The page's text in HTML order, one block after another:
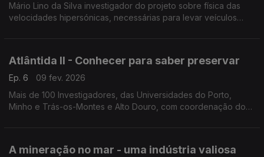
Mário Lino da Silva investigador do projeto sobre física das
velocidades hipersónicas, necessárias para levar veículos
Atlântida II - Conhecer para saber preservar
Ep. 6
09 fev. 2026
Mais de 100 Investigadores, das Universidades do Porto,
Minho e Trás-os-Montes e Alto Douro, com coordenação do
A mineração no mar - uma indústria valiosa